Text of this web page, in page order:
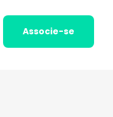
Associe-se